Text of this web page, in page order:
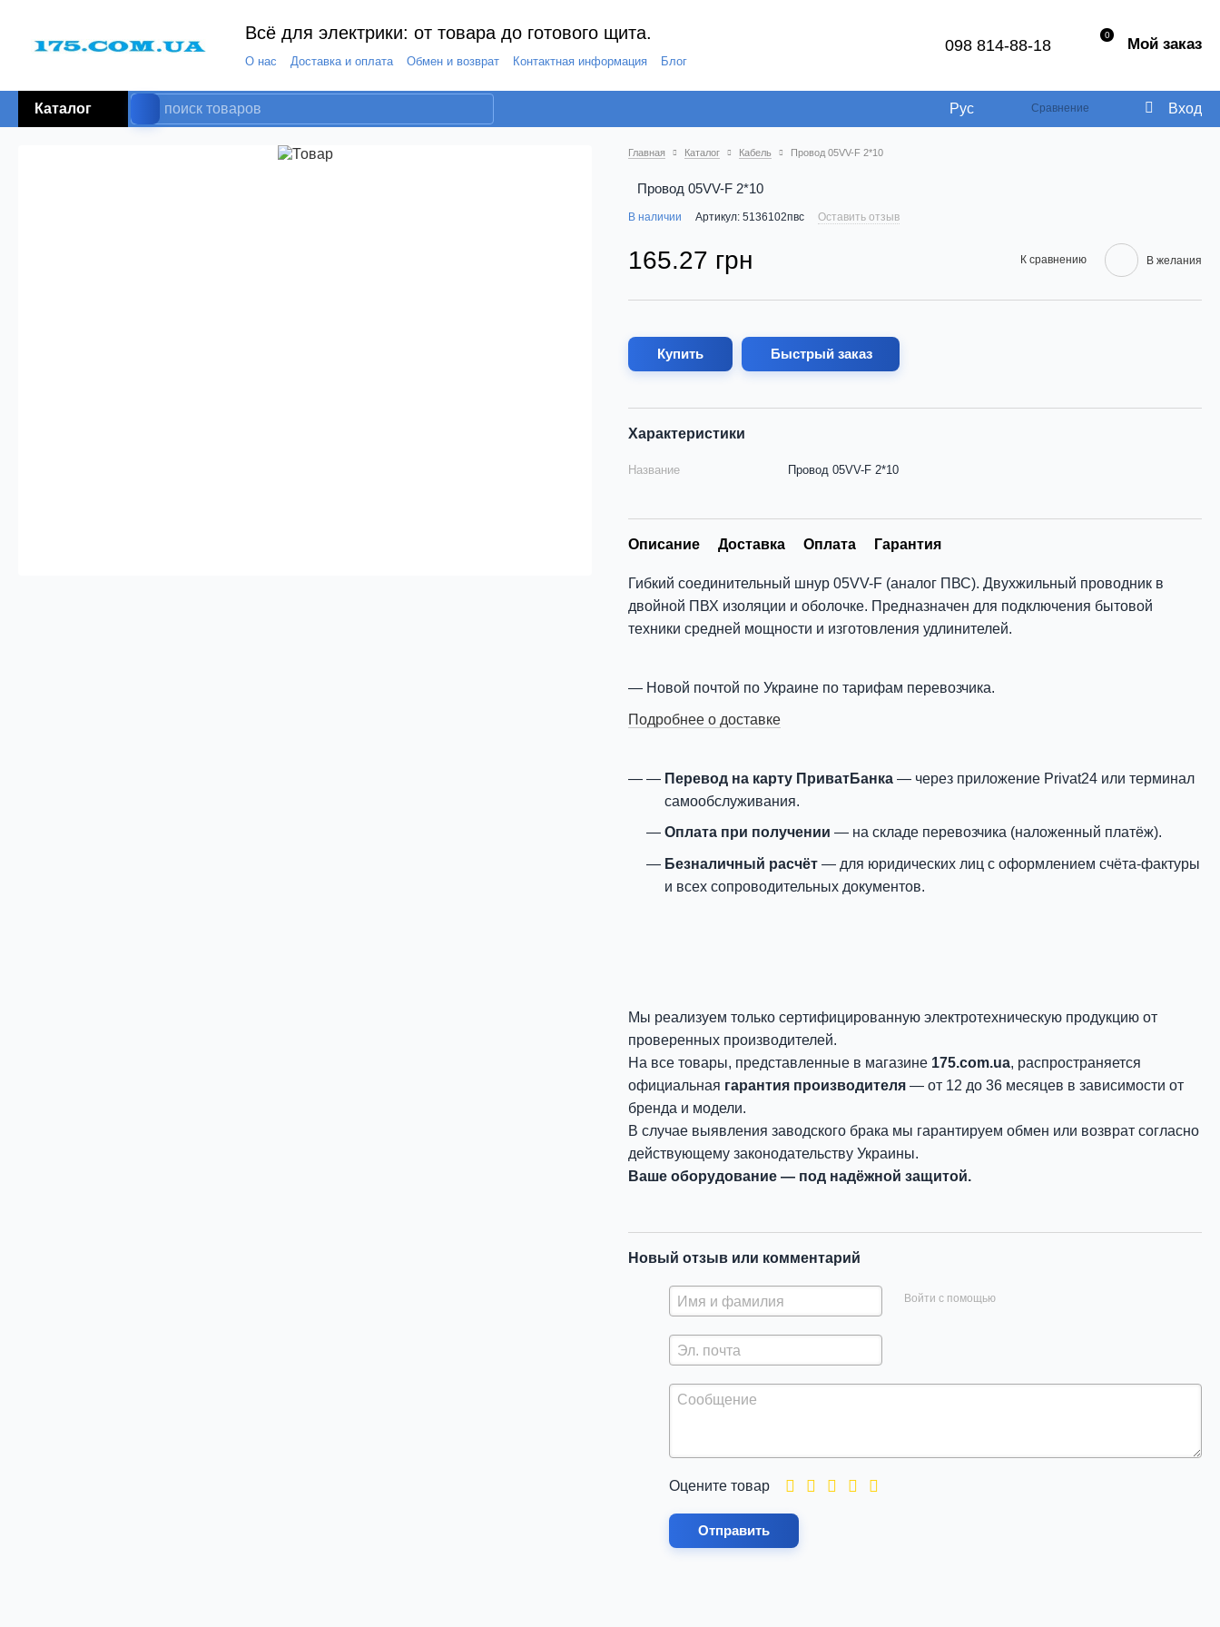
Всё для электрики: от товара до готового щита.
О нас Доставка и оплата Обмен и возврат Контактная информация Блог
098 814-88-18
0 Мой заказ
Каталог Рус Сравнение Вход
Главная Каталог Кабель Провод 05VV-F 2*10
Провод 05VV-F 2*10
В наличии Артикул: 5136102пвс Оставить отзыв
165.27 грн К сравнению В желания
Купить Быстрый заказ
Характеристики
Название Провод 05VV-F 2*10
Описание Доставка Оплата Гарантия
Гибкий соединительный шнур 05VV-F (аналог ПВС). Двухжильный проводник в
двойной ПВХ изоляции и оболочке. Предназначен для подключения бытовой
техники средней мощности и изготовления удлинителей.
Новой почтой по Украине по тарифам перевозчика.
Подробнее о доставке
Перевод на карту ПриватБанка — через приложение Privat24 или терминал
самообслуживания.
Оплата при получении — на складе перевозчика (наложенный платёж).
Безналичный расчёт — для юридических лиц с оформлением счёта-фактуры
и всех сопроводительных документов.
Мы реализуем только сертифицированную электротехническую продукцию от
проверенных производителей.
На все товары, представленные в магазине 175.com.ua, распространяется
официальная гарантия производителя — от 12 до 36 месяцев в зависимости от
бренда и модели.
В случае выявления заводского брака мы гарантируем обмен или возврат согласно
действующему законодательству Украины.
Ваше оборудование — под надёжной защитой.
Новый отзыв или комментарий
Войти с помощью
Оцените товар
Отправить